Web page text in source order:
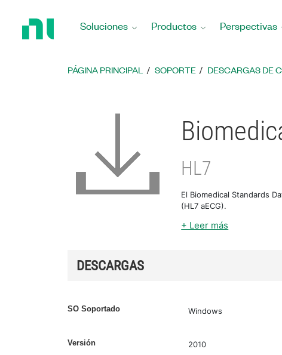
Soluciones Productos Perspectivas
PÁGINA PRINCIPAL SOPORTE DESCARGAS DE
HL7
El Biomedical Standards
(HL7 aECG).
+ Leer más
DESCARGAS
SO Soportado Windows
Versión 2010